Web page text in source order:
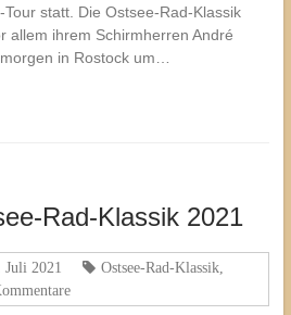
statt. Die Ostsee-Rad-Klassik
allem ihrem Schirmherren André
in Rostock um…
Rad-Klassik 2021
Juli 2021 Ostsee-Rad-Klassik,